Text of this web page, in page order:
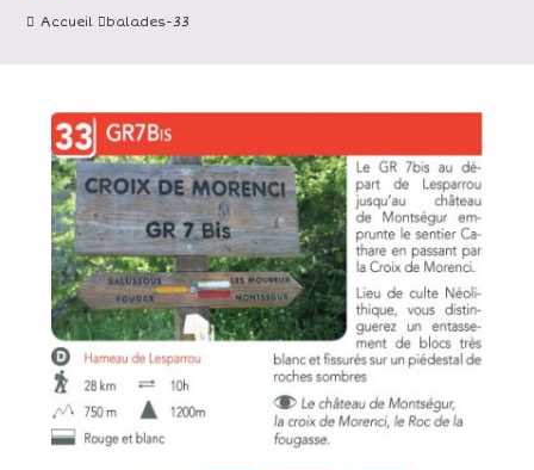
Accueil balades-33